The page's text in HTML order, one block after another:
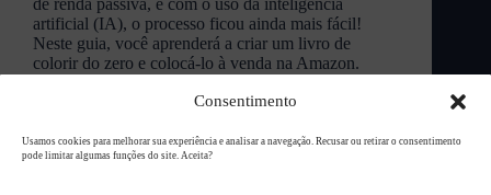
Consentimento
Usamos cookies para melhorar sua experiência e analisar a navegação. Recusar ou retirar o consentimento
pode limitar algumas funções do site. Aceita?
de renda passiva, e com o uso da inteligência
artificial (IA), o processo ficou ainda mais fácil!
Neste guia, você aprenderá a criar um livro de
colorir do zero e colocá-lo à venda na Amazon.